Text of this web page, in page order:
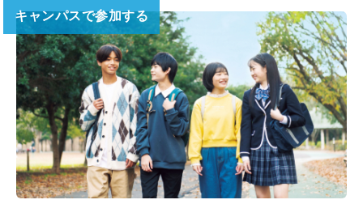
キャンパスで参加する